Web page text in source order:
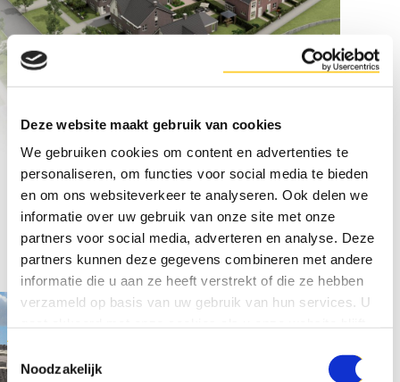
Deze website maakt gebruik van cookies
We gebruiken cookies om content en advertenties te
personaliseren, om functies voor social media te bieden
en om ons websiteverkeer te analyseren. Ook delen we
informatie over uw gebruik van onze site met onze
partners voor social media, adverteren en analyse. Deze
partners kunnen deze gegevens combineren met andere
informatie die u aan ze heeft verstrekt of die ze hebben
verzameld op basis van uw gebruik van hun services. U
Toestemmingsselectie
Noodzakelijk
Meer van onze projecten: